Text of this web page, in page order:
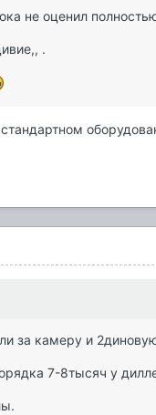
не оценил
.
за камеру и
7-8тысяч у